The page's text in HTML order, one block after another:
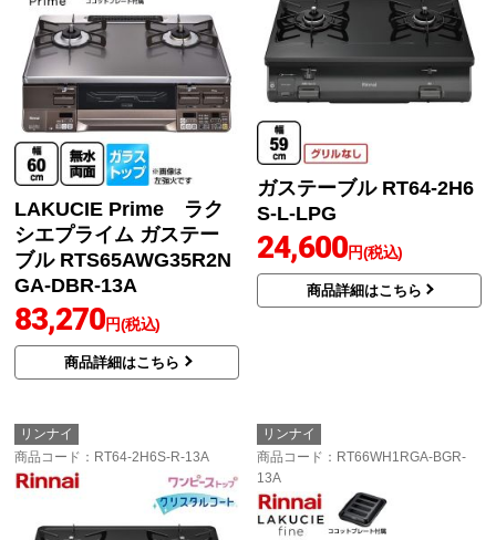
LAKUCIE Prime ラク
シエプライム ガステー
ブル RTS65AWG35R2N
GA-DBR-13A
83,270円(税込)
商品詳細はこちら
ガステーブル RT64-2H6
S-L-LPG
24,600円(税込)
商品詳細はこちら
リンナイ
商品コード ：RT64-2H6S-R-13A
リンナイ
商品コード ：RT66WH1RGA-BGR-
13A